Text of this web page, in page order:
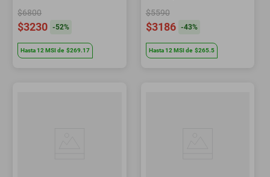
$6800
$3230 -52%
Hasta12 MSIde $269.17
$5590
$3186 -43%
Hasta12 MSIde $265.5